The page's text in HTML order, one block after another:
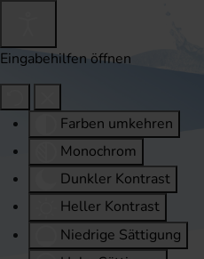
Eingabehilfen öffnen
Farben umkehren
Monochrom
Dunkler Kontrast
Heller Kontrast
Niedrige Sättigung